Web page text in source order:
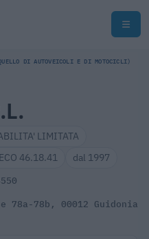
DI AUTOVEICOLI E DI MOTOCICLI)
LIMITATA
46.18.41 dal 1997
78a-78b, 00012 Guidonia